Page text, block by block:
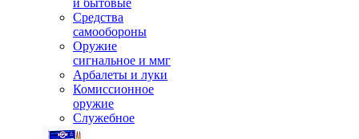
и бытовые
Средства
самообороны
Оружие
сигнальное и ммг
Арбалеты и луки
Комиссионное
оружие
Служебное